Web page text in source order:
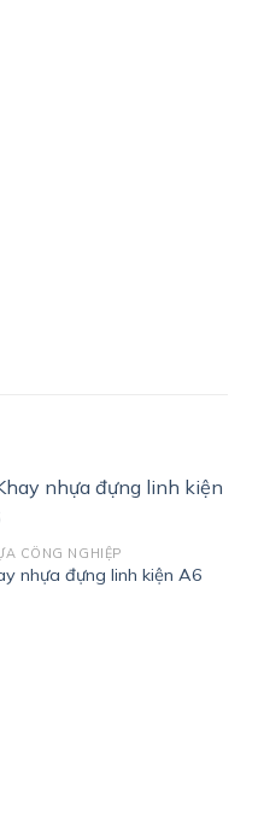
CÔNG NGHIỆP
nhựa đựng linh kiện A6